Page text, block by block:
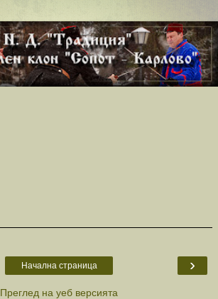
›
Начална страница
Преглед на уеб версията